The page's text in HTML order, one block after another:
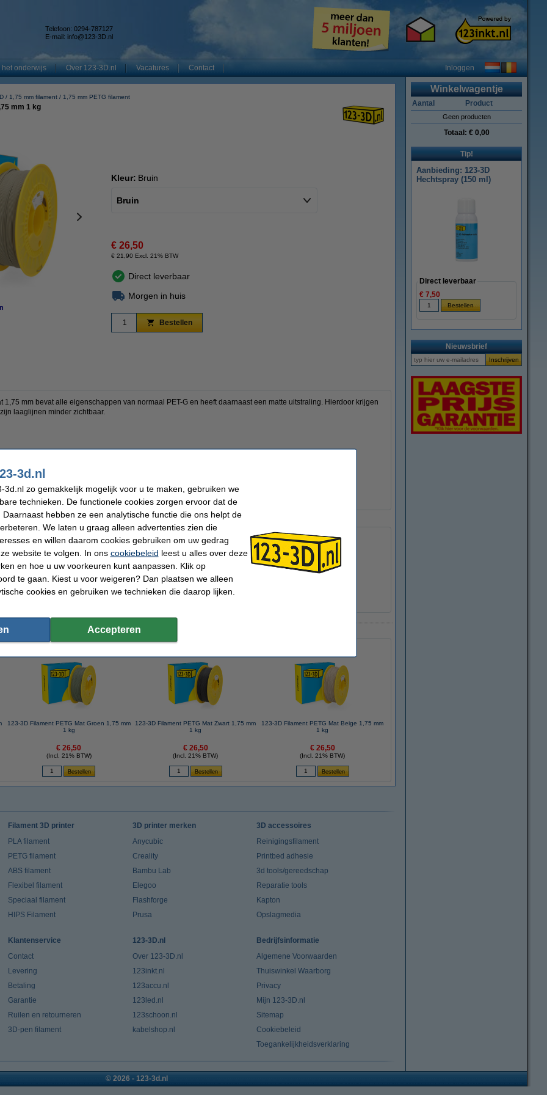
Telefoon: 0294-787127
E-mail: info@123-3D.nl
het onderwijs Over 123-3D.nl Vacatures Contact Inloggen
1,75 mm filament 1,75 mm PETG filament
mm 1 kg
Kleur: Bruin
Bruin
€ 26,50
€ 21,90 Excl. 21% BTW
Direct leverbaar
Morgen in huis
Bestellen
1,75 mm bevat alle eigenschappen van normaal PET-G en heeft daarnaast een matte uitstraling. Hierdoor krijgen
laaglijnen minder zichtbaar.
lagen
van decoratieve ontwerpen, educatieve projecten, architectonische modellen en industriële prototypen.
PETG Filament Max. deviatie:
± 0,05 mm
Rondheid:
>95%
PETG Matt Dichtheid:
1,35 g/cm³
Bruin Spoel buitendiameter:
Ø 20,0 cm
1,75 mm Spoel binnendiameter:
Ø 5,2 cm
1 kg Spoel breedte:
230 - 260 °C Gewicht lege spoel:
artikel ook besteld hebben
123-3D Filament PETG Mat Groen 1,75 mm
1 kg
€ 26,50
(Incl. 21% BTW)
123-3D Filament PETG Mat Zwart 1,75 mm
1 kg
€ 26,50
(Incl. 21% BTW)
123-3D Filament PETG Mat Beige 1,75 mm
1 kg
€ 26,50
(Incl. 21% BTW)
Winkelwagentje
Aantal Product
Geen producten
Totaal: € 0,00
Tip!
Aanbieding: 123-3D
Hechtspray (150 ml)
Direct leverbaar
€ 7,50
Nieuwsbrief
Filament 3D printer
PLA filament
PETG filament
ABS filament
Flexibel filament
Speciaal filament
HIPS Filament
3D printer merken
Anycubic
Creality
Bambu Lab
Elegoo
Flashforge
Prusa
3D accessoires
Reinigingsfilament
Printbed adhesie
3d tools/gereedschap
Reparatie tools
Kapton
Opslagmedia
Klantenservice
Contact
Levering
Betaling
Garantie
Ruilen en retourneren
3D-pen filament
123-3D.nl
Over 123-3D.nl
123inkt.nl
123accu.nl
123led.nl
123schoon.nl
kabelshop.nl
Bedrijfsinformatie
Algemene Voorwaarden
Thuiswinkel Waarborg
Privacy
Mijn 123-3D.nl
Sitemap
Cookiebeleid
Toegankelijkheidsverklaring
© 2026 - 123-3d.nl
3d.nl
3d.nl zo gemakkelijk mogelijk voor u te maken, gebruiken we
technieken. De functionele cookies zorgen ervoor dat de
hebben ze een analytische functie die ons helpt de
We laten u graag alleen advertenties zien die
en willen daarom cookies gebruiken om uw gedrag
website te volgen. In ons cookiebeleid leest u alles over deze
en hoe u uw voorkeuren kunt aanpassen. Klik op
te gaan. Kiest u voor weigeren? Dan plaatsen we alleen
cookies en gebruiken we technieken die daarop lijken.
Accepteren